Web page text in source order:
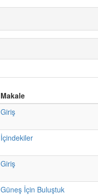
Makale
Giriş
İçindekiler
Giriş
Güneş İçin Buluştuk